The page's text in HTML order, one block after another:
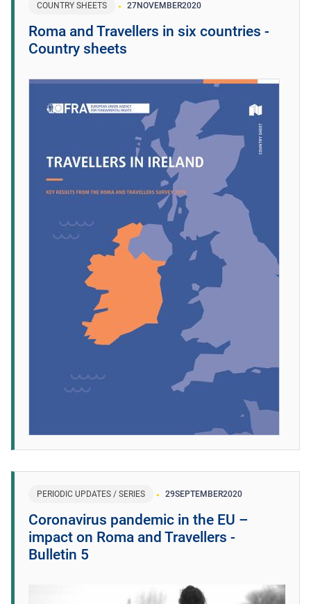
COUNTRY SHEETS 27NOVEMBER2020
Roma and Travellers in six countries -
Country sheets
PERIODIC UPDATES / SERIES 29SEPTEMBER2020
Coronavirus pandemic in the EU –
impact on Roma and Travellers -
Bulletin 5